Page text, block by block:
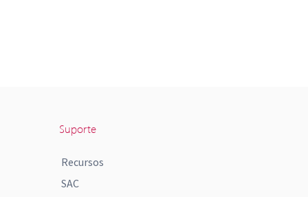
Suporte
Recursos
SAC